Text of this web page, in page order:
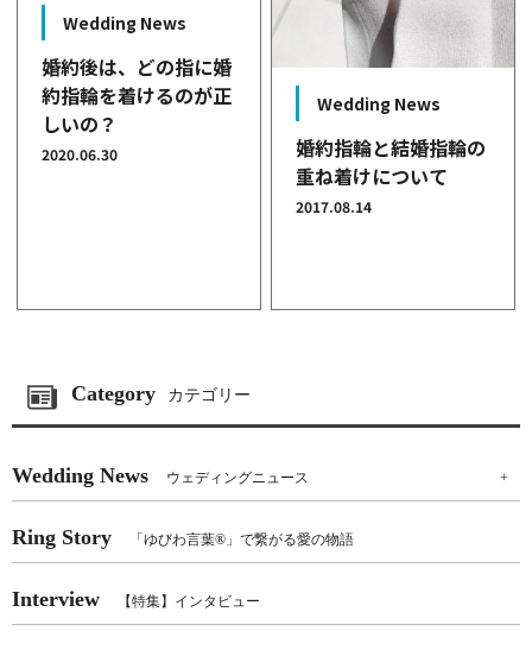
Wedding News
婚約後は、どの指に婚
約指輪を着けるのが正
しいの？
2020.06.30
Wedding News
婚約指輪と結婚指輪の
重ね着けについて
2017.08.14
Category カテゴリー
Wedding News ウェディングニュース +
Ring Story 「ゆびわ言葉®」で繋がる愛の物語
Interview 【特集】インタビュー